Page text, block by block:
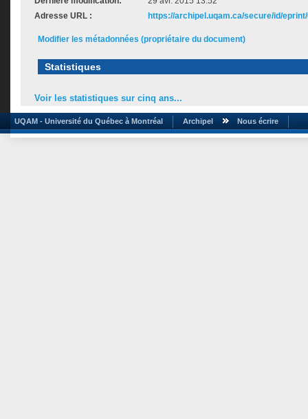
Adresse URL :
https://archipel.uqam.ca/secure/id/
Modifier les métadonnées (propriétaire du document)
Statistiques
Voir les statistiques sur cinq ans...
UQAM - Université du Québec à Montréal Archipel Nous écrire